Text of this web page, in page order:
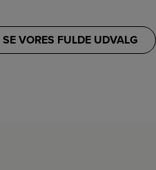
SE VORES FULDE UDVALG